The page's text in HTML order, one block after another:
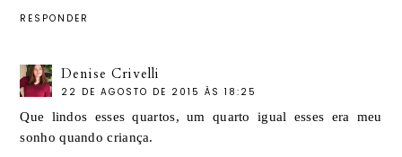
RESPONDER
Denise Crivelli
22 DE AGOSTO DE 2015 ÀS 18:25
Que lindos esses quartos, um quarto igual esses era meu
sonho quando criança.